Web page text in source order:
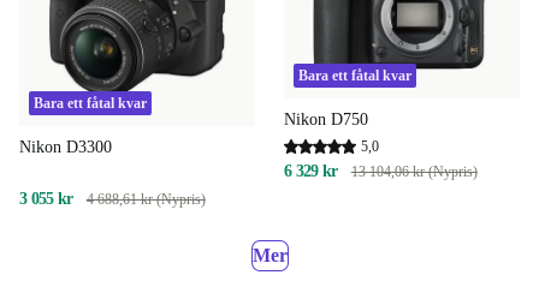
Bara ett fåtal kvar
Nikon D3300
3 055 kr 4 688,61 kr (Nypris)
Bara ett fåtal kvar
Nikon D750
5,0
6 329 kr 13 104,06 kr (Nypris)
Mer